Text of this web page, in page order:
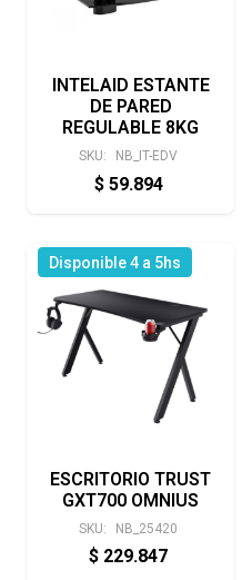
INTELAID ESTANTE
DE PARED
REGULABLE 8KG
SKU: NB_IT-EDV
$ 59.894
Disponible 4 a 5hs
ESCRITORIO TRUST
GXT700 OMNIUS
SKU: NB_25420
$ 229.847